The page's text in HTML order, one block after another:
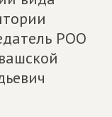
РОО